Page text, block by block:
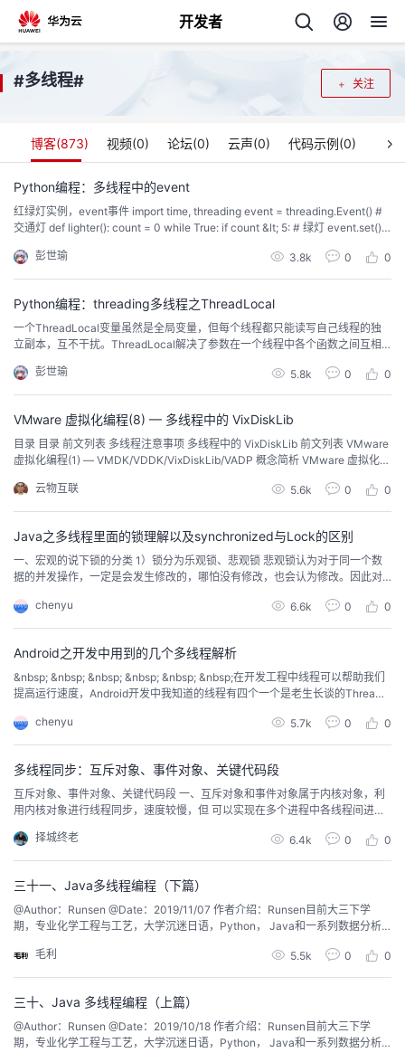
开发者
返
回
个
人
主
页
我
的
开
发
者
我
博
客
的
论
坛
我
的
圈
子
我
的
直
播
我
的
活
动
我
的
关
注
我
的
开
发
者
学
堂
我
我
的
Programs
我
支
持
我
的
我
关注
#多线程#
博客(873) 视频(0) 论坛(0) 云声(0) 代码示例(0)
Python编程：多线程中的event
红绿灯实例，event事件 import time, threading event = threading.Event() #
交通灯 def lighter(): count = 0 while True: if count &lt; 5: # 绿灯 event.set() #
彭世瑜
3.8k 0 0
Python编程：threading多线程之ThreadLocal
一个ThreadLocal变量虽然是全局变量，但每个线程都只能读写自己线程的独
立副本，互不干扰。ThreadLocal解决了参数在一个线程中各个函数之间互相
彭世瑜 5.8k 0 0
VMware 虚拟化编程(8) — 多线程中的 VixDiskLib
目录 目录 前文列表 多线程注意事项 多线程中的 VixDiskLib 前文列表 VMware
虚拟化编程(1) — VMDK/VDDK/VixDiskLib/VADP 概念简析 VMware 虚拟化编
Web Service A...
云物互联 5.6k 0 0
Java之多线程里面的锁理解以及synchronized与Lock的区别
一、宏观的说下锁的分类 1）锁分为乐观锁、悲观锁 悲观锁认为对于同一个数
据的并发操作，一定是会发生修改的，哪怕没有修改，也会认为修改。因此对
发操作一定会出问题。 乐观锁则认为对于同一个数据的并发操作，是不会发生
修改的。在更新数据的时候，会采用尝试更新，不断重新的方式更新数据。乐
chenyu 6.6k 0 0
Android之开发中用到的几个多线程解析
&nbsp; &nbsp; &nbsp; &nbsp; &nbsp; &nbsp;在开发工程中线程可以帮助我们
提高运行速度，Android开发中我知道的线程有四个一个是老生长谈的Threa
个的有点，Thread的运行速度是最快的，AsyncTask的规范性是最棒的，其它
两个也有自己...
chenyu 5.7k 0 0
多线程同步：互斥对象、事件对象、关键代码段
互斥对象、事件对象、关键代码段 一、互斥对象和事件对象属于内核对象，利
用内核对象进行线程同步，速度较慢，但 可以实现在多个进程中各线程间进行
码段时，很容易进入死锁状态，因为在进入关键代码时无法设定超时值。 MFC
下InitializeCriticalSection（）和DeleteCr...
择城终老 6.4k 0 0
三十一、Java多线程编程（下篇）
@Author：Runsen @Date：2019/11/07 作者介绍：Runsen目前大三下学
期，专业化学工程与工艺，大学沉迷日语，Python， Java和一系列数据分析
今天比昨天要更加努力。 我预计写零基础学Java写到一百篇，这是第三十一
篇，慢慢来，毕业前需要搞定。 ...
毛利 5.5k 0 0
三十、Java 多线程编程（上篇）
@Author：Runsen @Date：2019/10/18 作者介绍：Runsen目前大三下学
期，专业化学工程与工艺，大学沉迷日语，Python， Java和一系列数据分析